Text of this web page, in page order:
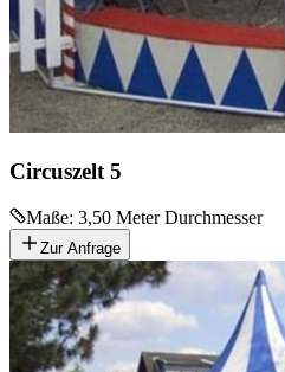
Circuszelt 5
Maße: 3,50 Meter Durchmesser
Zur Anfrage